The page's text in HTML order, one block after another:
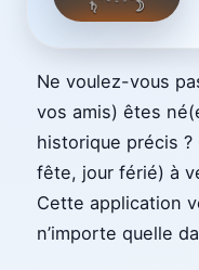
Ne voulez-vous
vos amis) êtes
historique précis
fête, jour férié) à
Cette application
n’importe quelle